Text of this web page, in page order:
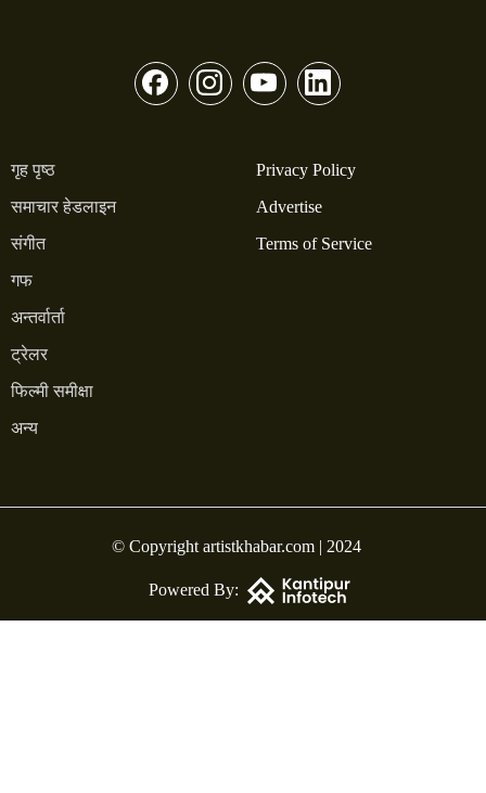
गृह पृष्ठ
समाचार हेडलाइन
संगीत
गफ
अन्तर्वार्ता
ट्रेलर
फिल्मी समीक्षा
अन्य
Privacy Policy
Advertise
Terms of Service
© Copyright artistkhabar.com | 2024
Powered By: